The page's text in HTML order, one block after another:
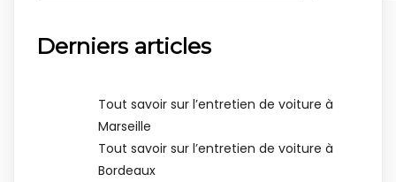
Derniers articles
Tout savoir sur l’entretien de voiture à
Marseille
Tout savoir sur l’entretien de voiture à
Bordeaux